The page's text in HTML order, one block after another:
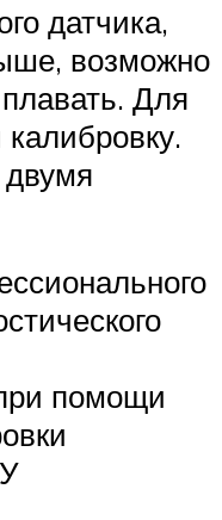
датчика,
возможно
Для
калибровку.
помощи